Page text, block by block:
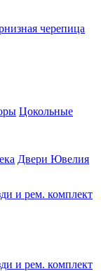
черепица
Цокольные
Двери Ювелия
и рем. комплект
и рем. комплект